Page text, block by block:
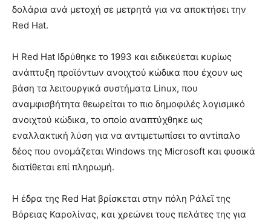
δολάρια ανά μετοχή σε μετρητά για να αποκτήσει την
Red Hat.
Η Red Hat Ιδρύθηκε το 1993 και ειδικεύεται κυρίως
ανάπτυξη προϊόντων ανοιχτού κώδικα που έχουν ως
βάση τα λειτουργικά συστήματα Linux, που
αναμφισβήτητα θεωρείται το πιο δημοφιλές λογισμικό
ανοιχτού κώδικα, το οποίο αναπτύχθηκε ως
εναλλακτική λύση για να αντιμετωπίσει το αντίπαλο
δέος που ονομάζεται Windows της Microsoft και φυσικά
διατίθεται επί πληρωμή.
Η έδρα της Red Hat βρίσκεται στην πόλη Ράλεϊ της
Βόρειας Καρολίνας, και χρεώνει τους πελάτες της για